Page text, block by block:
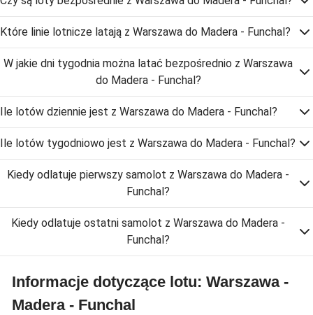
Które linie lotnicze latają z Warszawa do Madera - Funchal?
W jakie dni tygodnia można latać bezpośrednio z Warszawa
do Madera - Funchal?
Ile lotów dziennie jest z Warszawa do Madera - Funchal?
Ile lotów tygodniowo jest z Warszawa do Madera - Funchal?
Kiedy odlatuje pierwszy samolot z Warszawa do Madera -
Funchal?
Kiedy odlatuje ostatni samolot z Warszawa do Madera -
Funchal?
Informacje dotyczące lotu: Warszawa -
Madera - Funchal